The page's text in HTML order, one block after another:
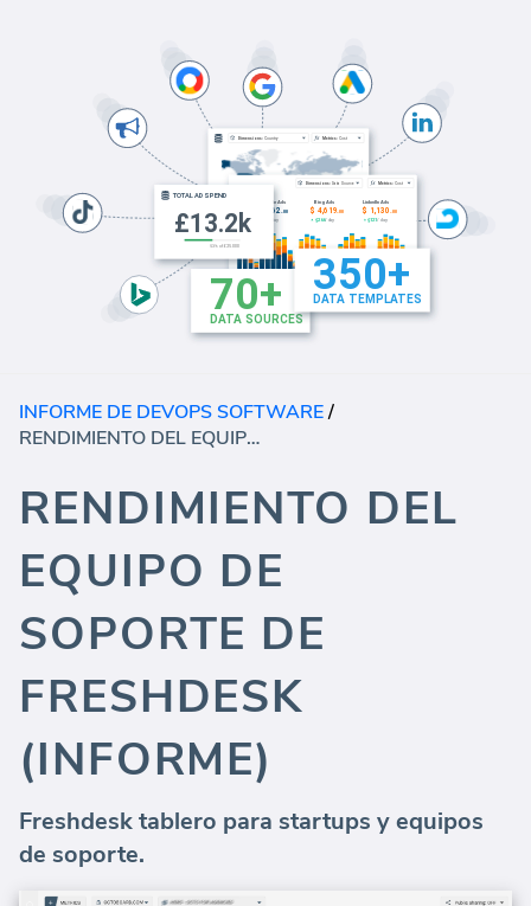
INFORME DE DEVOPS SOFTWARE/
RENDIMIENTO DEL EQUIPO DE SOPORTE DE FRESHDESK (INFORME)
RENDIMIENTO DEL
EQUIPO DE
SOPORTE DE
FRESHDESK
(INFORME)
Freshdesk tablero para startups y equipos
de soporte.